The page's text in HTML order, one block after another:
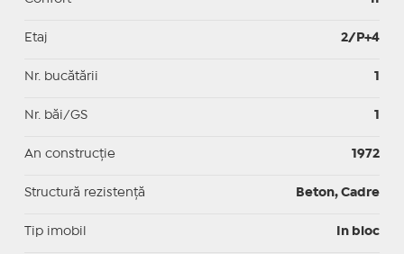
Etaj 2/P+4
Nr. bucătării 1
Nr. băi/GS 1
An construcție 1972
Structură rezistență Beton, Cadre
Tip imobil In bloc